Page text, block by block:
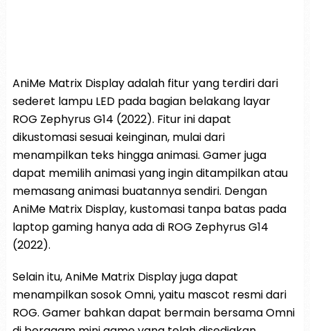
AniMe Matrix Display adalah fitur yang terdiri dari
sederet lampu LED pada bagian belakang layar
ROG Zephyrus G14 (2022). Fitur ini dapat
dikustomasi sesuai keinginan, mulai dari
menampilkan teks hingga animasi. Gamer juga
dapat memilih animasi yang ingin ditampilkan atau
memasang animasi buatannya sendiri. Dengan
AniMe Matrix Display, kustomasi tanpa batas pada
laptop gaming hanya ada di ROG Zephyrus G14
(2022).
Selain itu, AniMe Matrix Display juga dapat
menampilkan sosok Omni, yaitu mascot resmi dari
ROG. Gamer bahkan dapat bermain bersama Omni